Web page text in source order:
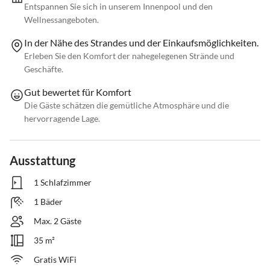
Entspannen Sie sich in unserem Innenpool und den
Wellnessangeboten.
In der Nähe des Strandes und der Einkaufsmöglichkeiten.
Erleben Sie den Komfort der nahegelegenen Strände und
Geschäfte.
Gut bewertet für Komfort
Die Gäste schätzen die gemütliche Atmosphäre und die
hervorragende Lage.
Ausstattung
1 Schlafzimmer
1 Bäder
Max. 2 Gäste
35 m²
Gratis WiFi